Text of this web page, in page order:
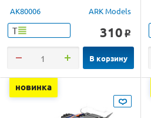
AK80006 ARK Models
Т 310 o
В корзину
новинка